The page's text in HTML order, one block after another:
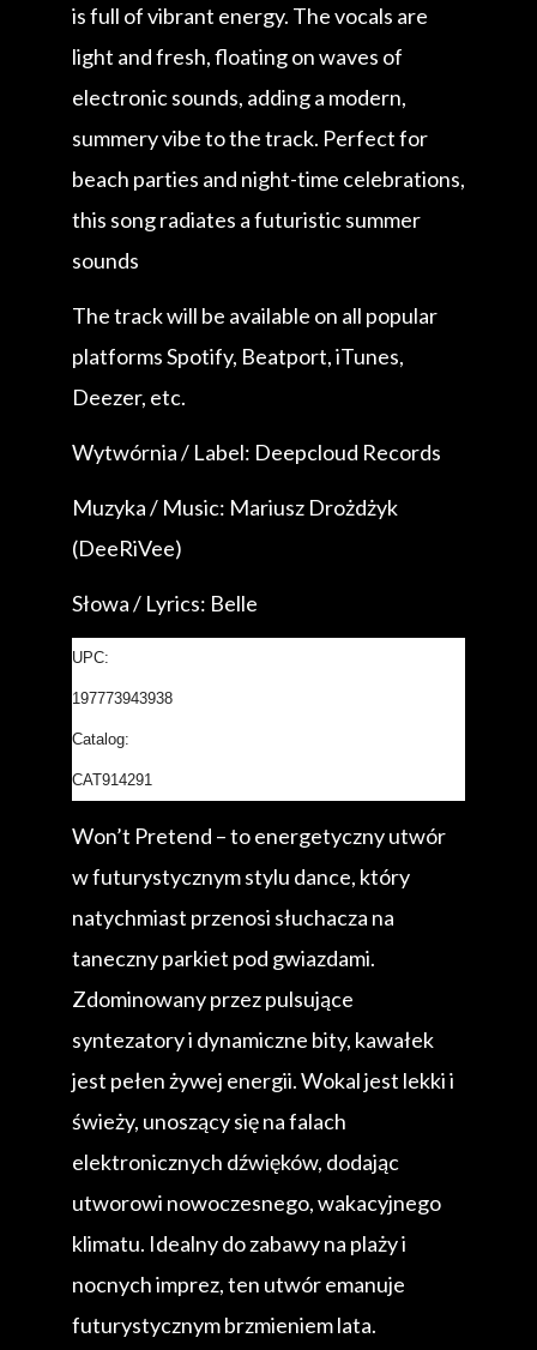
is full of vibrant energy. The vocals are
light and fresh, floating on waves of
electronic sounds, adding a modern,
summery vibe to the track. Perfect for
beach parties and night-time celebrations,
this song radiates a futuristic summer
sounds
The track will be available on all popular
platforms Spotify, Beatport, iTunes,
Deezer, etc.
Wytwórnia / Label: Deepcloud Records
Muzyka / Music: Mariusz Drożdżyk
(DeeRiVee)
Słowa / Lyrics: Belle
UPC:
197773943938
Catalog:
CAT914291
Won’t Pretend – to energetyczny utwór
w futurystycznym stylu dance, który
natychmiast przenosi słuchacza na
taneczny parkiet pod gwiazdami.
Zdominowany przez pulsujące
syntezatory i dynamiczne bity, kawałek
jest pełen żywej energii. Wokal jest lekki i
świeży, unoszący się na falach
elektronicznych dźwięków, dodając
utworowi nowoczesnego, wakacyjnego
klimatu. Idealny do zabawy na plaży i
nocnych imprez, ten utwór emanuje
futurystycznym brzmieniem lata.